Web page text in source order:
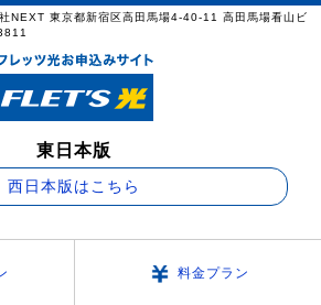
東日本版
西日本版はこちら
料金プラン